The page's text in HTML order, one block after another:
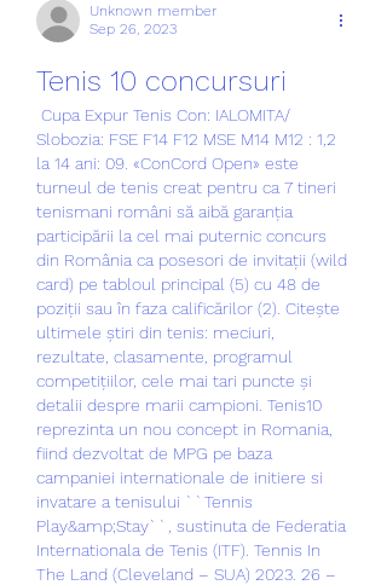
Unknown member
Sep 26, 2023
Tenis 10 concursuri
Slobozia: FSE F14 F12 MSE M14 M12 : 1,2
la 14 ani: 09. «ConCord Open» este
turneul de tenis creat pentru ca 7 tineri
tenismani români să aibă garanția
participării la cel mai puternic concurs
din România ca posesori de invitații (wild
card) pe tabloul principal (5) cu 48 de
poziții sau în faza calificărilor (2). Citește
ultimele știri din tenis: meciuri,
rezultate, clasamente, programul
competițiilor, cele mai tari puncte și
detalii despre marii campioni. Tenis10
reprezinta un nou concept in Romania,
fiind dezvoltat de MPG pe baza
campaniei internationale de initiere si
invatare a tenisului ``Tennis
Play&amp;Stay``, sustinuta de Federatia
Internationala de Tenis (ITF). Tennis In
The Land (Cleveland – SUA) 2023. 26 –